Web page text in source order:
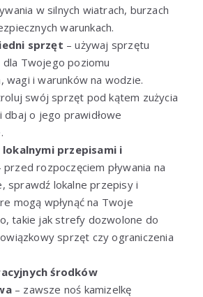
w silnych wiatrach, burzach
warunkach.
sprzęt – używaj sprzętu
Twojego poziomu
wagi i warunków na wodzie.
swój sprzęt pod kątem zużycia
dbaj o jego prawidłowe
lokalnymi przepisami i
przed rozpoczęciem pływania na
sprawdź lokalne przepisy i
mogą wpłynąć na Twoje
takie jak strefy dozwolone do
sprzęt czy ograniczenia
środków
– zawsze noś kamizelkę